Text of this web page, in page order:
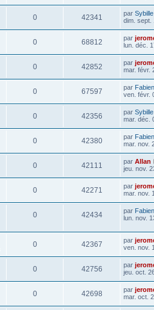
0 42341 par Sybille
dim. sept.
0 68812 par
lun. déc.
0 42852 par
mar. févr.
0 67597 par
ven. févr.
0 42356 par Sybille
mar. déc.
0 42380 par
mar. nov.
0 42111 par Allan
jeu. nov.
0 42271 par
mar. nov.
0 42434 par
lun. nov.
0 42367 par
ven. nov.
0 42756 par
jeu. oct.
0 42698 par
mar. oct.